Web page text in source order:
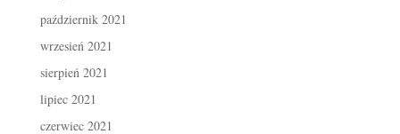
październik 2021
wrzesień 2021
sierpień 2021
lipiec 2021
czerwiec 2021